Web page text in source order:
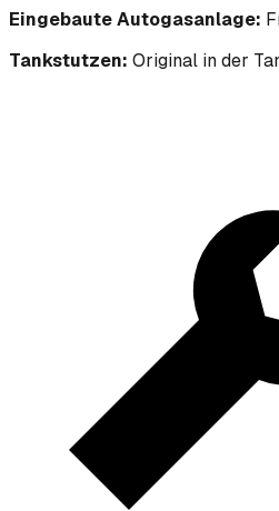
Eingebaute Autogasanlage:
Tankstutzen: Original in der